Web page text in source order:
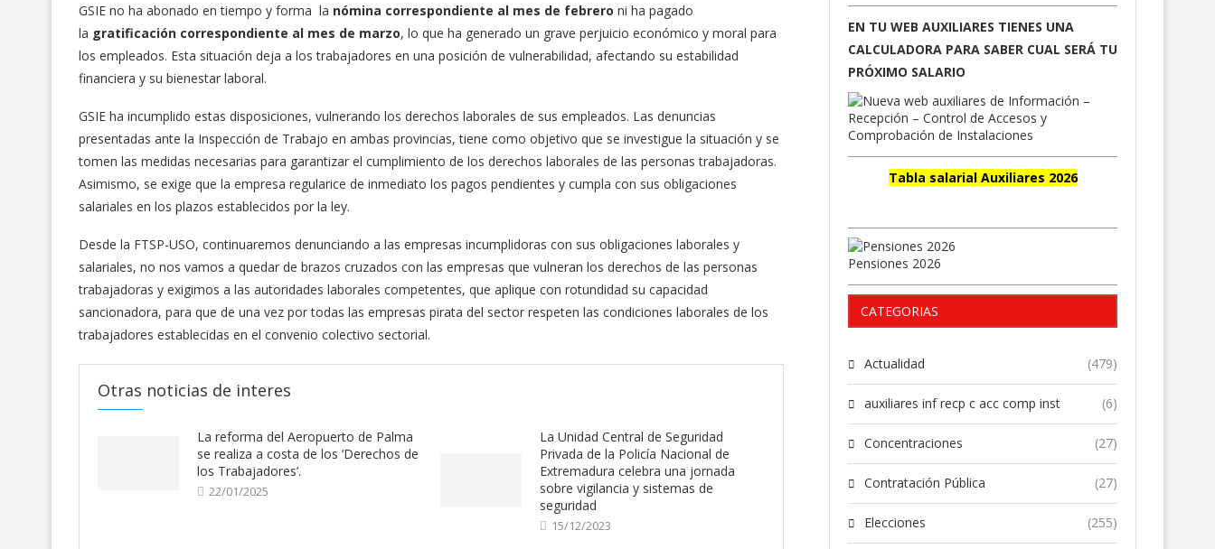
GSIE no ha abonado en tiempo y forma la nómina correspondiente al mes de febrero ni ha pagado
la gratificación correspondiente al mes de marzo, lo que ha generado un grave perjuicio económico y moral para
los empleados. Esta situación deja a los trabajadores en una posición de vulnerabilidad, afectando su estabilidad
financiera y su bienestar laboral.
GSIE ha incumplido estas disposiciones, vulnerando los derechos laborales de sus empleados. Las denuncias
presentadas ante la Inspección de Trabajo en ambas provincias, tiene como objetivo que se investigue la situación y se
tomen las medidas necesarias para garantizar el cumplimiento de los derechos laborales de las personas trabajadoras.
Asimismo, se exige que la empresa regularice de inmediato los pagos pendientes y cumpla con sus obligaciones
salariales en los plazos establecidos por la ley.
Desde la FTSP-USO, continuaremos denunciando a las empresas incumplidoras con sus obligaciones laborales y
salariales, no nos vamos a quedar de brazos cruzados con las empresas que vulneran los derechos de las personas
trabajadoras y exigimos a las autoridades laborales competentes, que aplique con rotundidad su capacidad
sancionadora, para que de una vez por todas las empresas pirata del sector respeten las condiciones laborales de los
trabajadores establecidas en el convenio colectivo sectorial.
Otras noticias de interes
La reforma del Aeropuerto de Palma
se realiza a costa de los ‘Derechos de
los Trabajadores’.
22/01/2025
La Unidad Central de Seguridad
Privada de la Policía Nacional de
Extremadura celebra una jornada
sobre vigilancia y sistemas de
seguridad
15/12/2023
EN TU WEB AUXILIARES TIENES UNA
CALCULADORA PARA SABER CUAL SERÁ TU
PRÓXIMO SALARIO
Tabla salarial Auxiliares 2026
Pensiones 2026
CATEGORIAS
Actualidad (479)
auxiliares inf recp c acc comp inst (6)
Concentraciones (27)
Contratación Pública (27)
Elecciones (255)